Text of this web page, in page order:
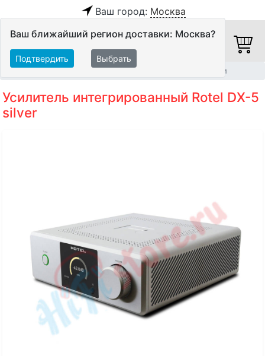
Ваш город: Москва
Ваш ближайший регион доставки: Москва?
Подтвердить Выбрать
Интегрированные усилители
Усилитель интегрированный Rotel DX-5
silver